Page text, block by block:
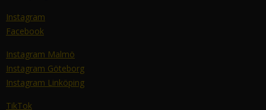
Instagram
Facebook
Instagram Malmö
Instagram Göteborg
Instagram Linköping
TikTok